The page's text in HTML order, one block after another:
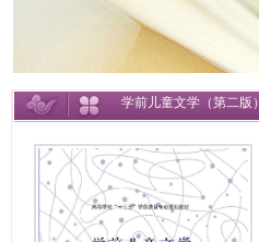
学前儿童文学（第二版）